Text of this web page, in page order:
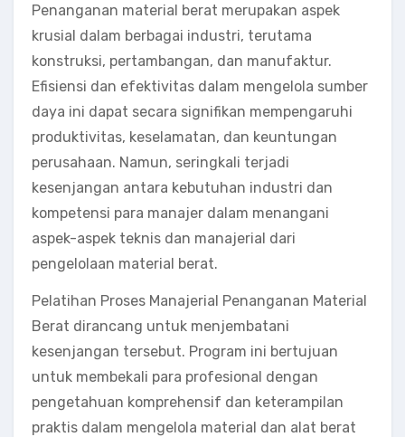
Penanganan material berat merupakan aspek
krusial dalam berbagai industri, terutama
konstruksi, pertambangan, dan manufaktur.
Efisiensi dan efektivitas dalam mengelola sumber
daya ini dapat secara signifikan mempengaruhi
produktivitas, keselamatan, dan keuntungan
perusahaan. Namun, seringkali terjadi
kesenjangan antara kebutuhan industri dan
kompetensi para manajer dalam menangani
aspek-aspek teknis dan manajerial dari
pengelolaan material berat.
Pelatihan Proses Manajerial Penanganan Material
Berat dirancang untuk menjembatani
kesenjangan tersebut. Program ini bertujuan
untuk membekali para profesional dengan
pengetahuan komprehensif dan keterampilan
praktis dalam mengelola material dan alat berat